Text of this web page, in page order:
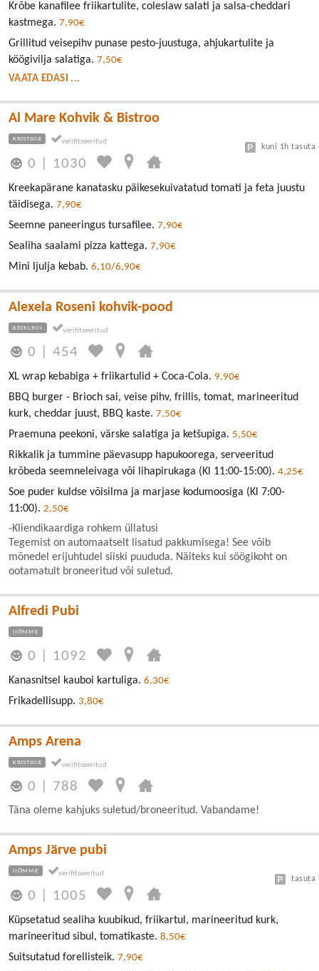
Krõbe kanafilee friikartulite, coleslaw salati ja salsa-cheddari
kastmega. 7,90€
Grillitud veisepihv punase pesto-juustuga, ahjukartulite ja
köögivilja salatiga. 7,50€
VAATA EDASI ...
Al Mare Kohvik & Bistroo
KRISTIINE
0 1030
kuni 1h tasuta
Kreekapärane kanatasku päikesekuivatatud tomati ja feta juustu
täidisega. 7,90€
Seemne paneeringus tursafilee. 7,90€
Sealiha saalami pizza kattega. 7,90€
Mini ljulja kebab. 6,10/6,90€
Alexela Roseni kohvik-pood
KESKLINN
0 |454
XL wrap kebabiga + friikartulid + Coca-Cola. 9,90€
BBQ burger - Brioch sai, veise pihv, frillis, tomat, marineeritud
kurk, cheddar juust, BBQ kaste. 7,50€
Praemuna peekoni, värske salatiga ja ketšupiga. 5,50€
Rikkalik ja tummine päevasupp hapukoorega, serveeritud
krõbeda seemneleivaga või lihapirukaga (Kl 11:00-15:00). 4,25€
Soe puder kuldse võisilma ja marjase kodumoosiga (Kl 7:00-
11:00). 2,50€
-Kliendikaardiga rohkem üllatusi
Tegemist on automaatselt lisatud pakkumisega! See võib
mõnedel erijuhtudel siiski puududa. Näiteks kui söögikoht on
ootamatult broneeritud või suletud.
Alfredi Pubi
NÕMME
0 1092
Kanasnitsel kauboi kartuliga. 6,30€
Frikadellisupp. 3,80€
Amps Arena
KRISTIINE
0 788
Täna oleme kahjuks suletud/broneeritud. Vabandame!
Amps Järve pubi
NÕMME
0 1005
tasuta
Küpsetatud sealiha kuubikud, friikartul, marineeritud kurk,
marineeritud sibul, tomatikaste. 8,50€
Suitsutatud forellisteik. 7,90€